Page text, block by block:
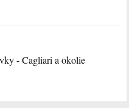
- Cagliari a okolie